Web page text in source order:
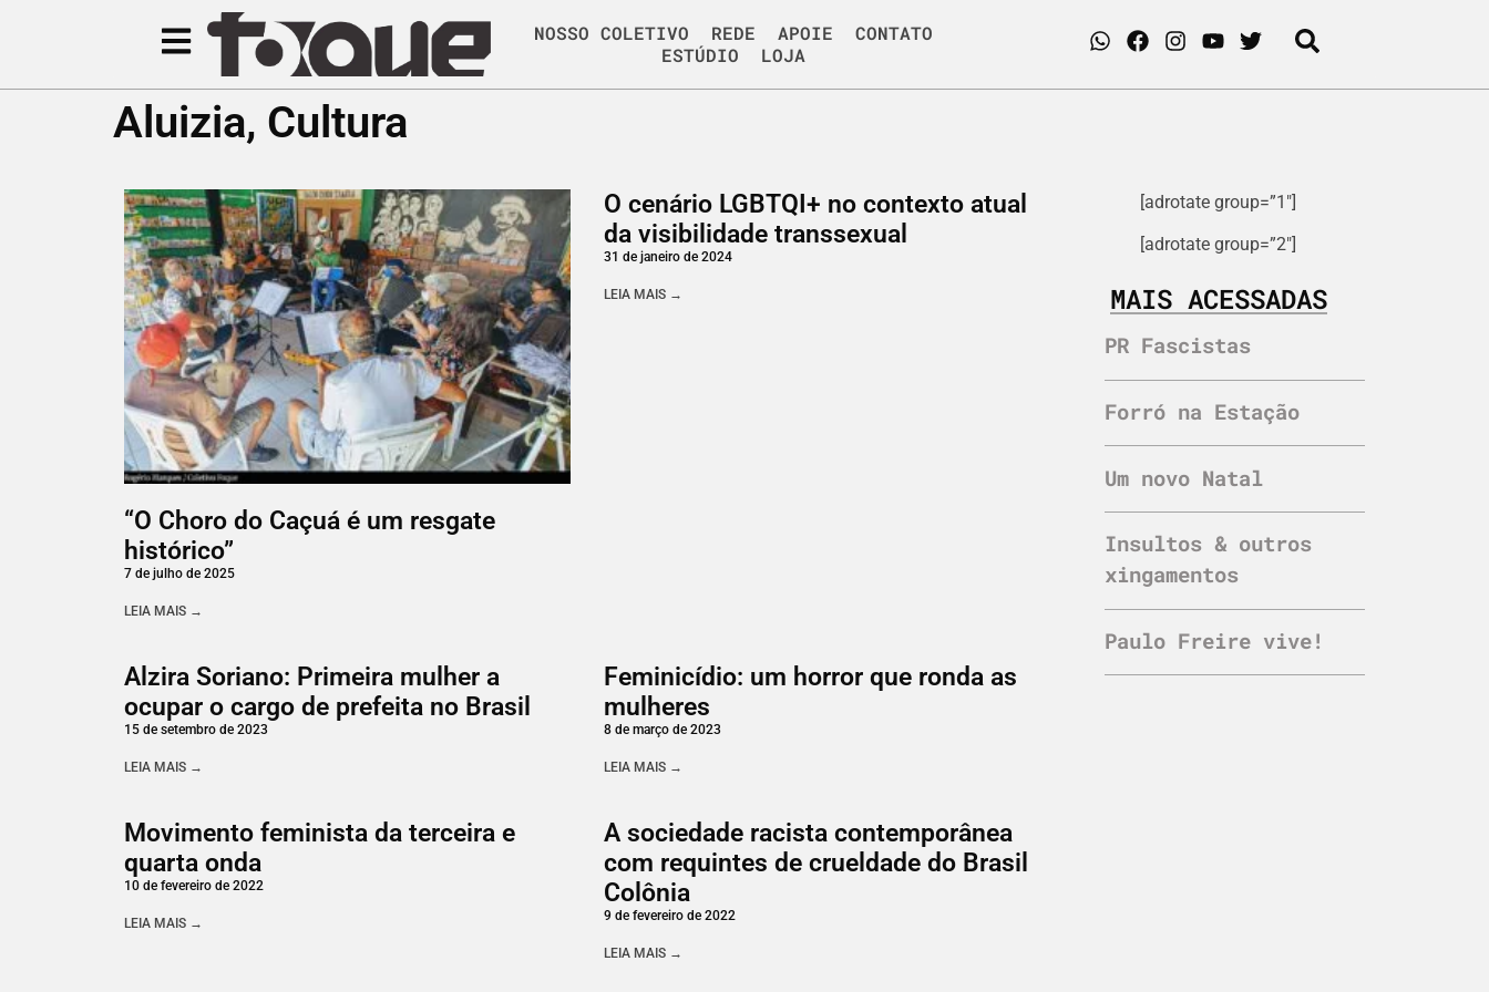
NOSSO COLETIVO REDE APOIE
CONTATO
ESTÚDIO
LOJA
Aluizia, Cultura
“O Choro do Caçuá é um resgate
histórico”
7 de julho de 2025
LEIA MAIS →
O cenário LGBTQI+ no contexto atual
da visibilidade transsexual
31 de janeiro de 2024
LEIA MAIS →
Alzira Soriano: Primeira mulher a
ocupar o cargo de prefeita no Brasil
15 de setembro de 2023
LEIA MAIS →
Feminicídio: um horror que ronda as
mulheres
8 de março de 2023
LEIA MAIS →
Movimento feminista da terceira e
quarta onda
10 de fevereiro de 2022
LEIA MAIS →
A sociedade racista contemporânea
com requintes de crueldade do Brasil
Colônia
9 de fevereiro de 2022
LEIA MAIS →
[adrotate group=”1″]
[adrotate group=”2″]
MAIS ACESSADAS
PR Fascistas
Forró na Estação
Um novo Natal
Insultos & outros
xingamentos
Paulo Freire vive!